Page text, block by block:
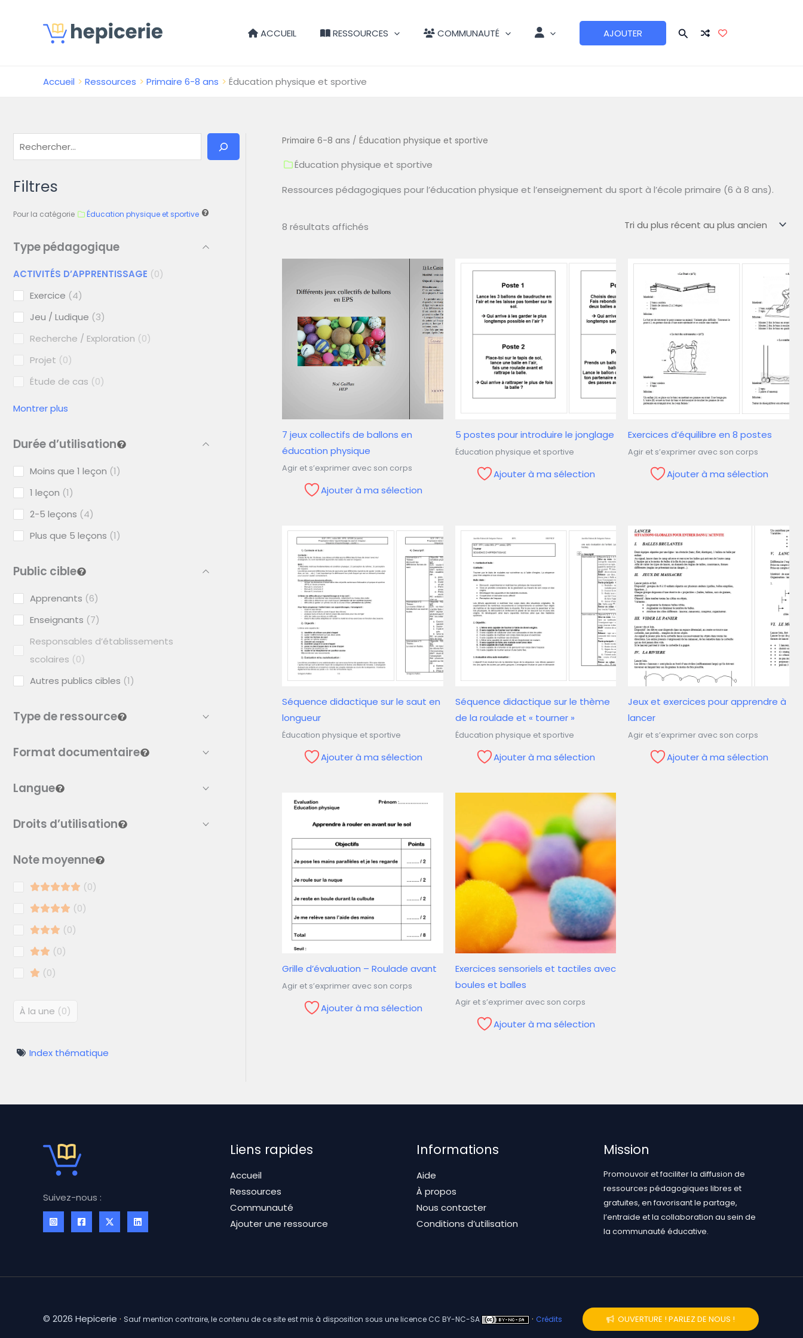
ACCUEIL RESSOURCES COMMUNAUTÉ AJOUTER
Accueil Ressources Primaire 6-8 ans Éducation physique et sportive
Filtres
Pour la catégorie Éducation physique et sportive
Type pédagogique
ACTIVITÉS D’APPRENTISSAGE
0
Exercice
4
Jeu / Ludique
3
Recherche / Exploration
0
Projet
0
Étude de cas
0
Montrer plus
Durée d’utilisation
Moins que 1 leçon 1
1 leçon 1
2-5 leçons
4
Plus que 5 leçons 1
Public cible
Apprenants
6
Enseignants
7
Responsables d’établissements
scolaires
0
Autres publics cibles 1
Type de ressource
Format documentaire
Langue
Droits d’utilisation
Note moyenne
0
0
0
0
0
À la une 0
Index thématique
Primaire 6-8 ans / Éducation physique et sportive
Éducation physique et sportive
Ressources pédagogiques pour l’éducation physique et l’enseignement du sport à l’école primaire (6 à 8 ans).
8 résultats affichés
7 jeux collectifs de ballons en
éducation physique
Agir et s’exprimer avec son corps
Ajouter à ma sélection
5 postes pour introduire le jonglage
Éducation physique et sportive
Ajouter à ma sélection
Exercices d’équilibre en 8 postes
Agir et s’exprimer avec son corps
Ajouter à ma sélection
Séquence didactique sur le saut en
longueur
Éducation physique et sportive
Ajouter à ma sélection
Séquence didactique sur le thème
de la roulade et « tourner »
Éducation physique et sportive
Ajouter à ma sélection
Jeux et exercices pour apprendre à
lancer
Agir et s’exprimer avec son corps
Ajouter à ma sélection
Grille d’évaluation – Roulade avant
Agir et s’exprimer avec son corps
Ajouter à ma sélection
Exercices sensoriels et tactiles avec
boules et balles
Agir et s’exprimer avec son corps
Ajouter à ma sélection
Suivez-nous :
Liens rapides
Accueil
Ressources
Communauté
Ajouter une ressource
Informations
Aide
À propos
Nous contacter
Conditions d’utilisation
Mission
Promouvoir et faciliter la diffusion de
ressources pédagogiques libres et
gratuites, en favorisant le partage,
l’entraide et la collaboration au sein de
la communauté éducative.
© 2026 Hepicerie · Sauf mention contraire, le contenu de ce site est mis à disposition sous une licence CC BY-NC-SA · Crédits OUVERTURE ! PARLEZ DE NOUS !